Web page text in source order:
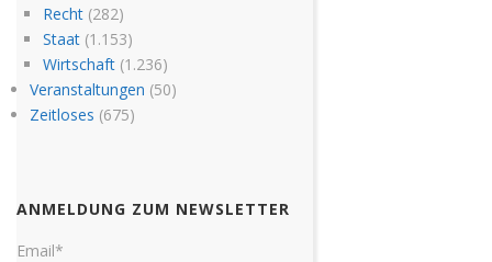
Recht(282)
Staat(1.153)
Wirtschaft(1.236)
Veranstaltungen (50)
Zeitloses (675)
ANMELDUNG ZUM NEWSLETTER
Email*